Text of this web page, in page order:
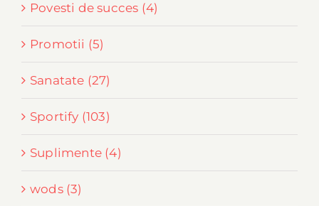
Povesti de succes (4)
Promotii (5)
Sanatate (27)
Sportify (103)
Suplimente (4)
wods (3)